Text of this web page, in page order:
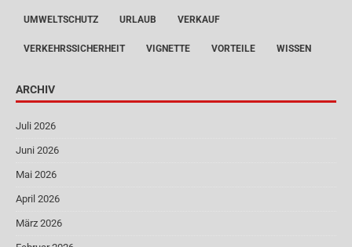
UMWELTSCHUTZ URLAUB VERKAUF
VERKEHRSSICHERHEIT VIGNETTE VORTEILE WISSEN
ARCHIV
Juli 2026
Juni 2026
Mai 2026
April 2026
März 2026